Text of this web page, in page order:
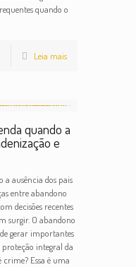
quando o
Leia mais
quando a
e
ausência dos pais
entre abandono
decisões recentes
surgir. O abandono
gerar importantes
proteção integral da
crime? Essa é uma